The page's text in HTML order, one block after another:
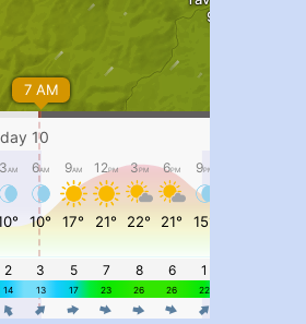
#PipIvanToday...
pimrec_project